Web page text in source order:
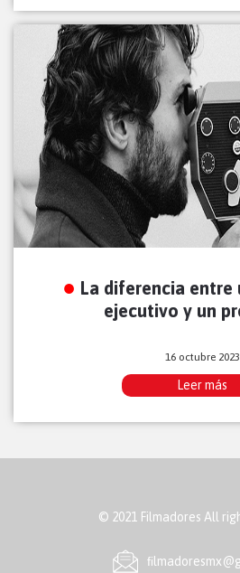
La diferencia entre
ejecutivo y un
16 octubre 2023
Leer más
© 2021 Filmadores All